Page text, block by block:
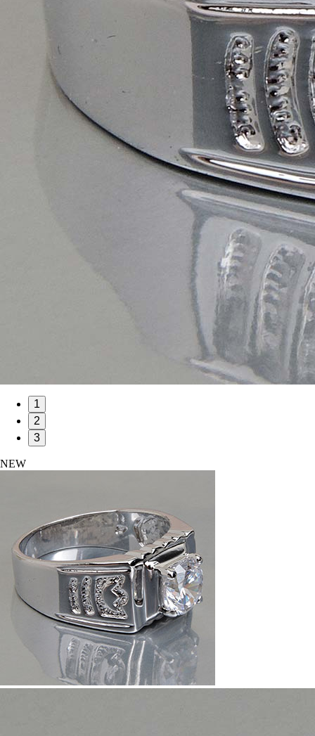
1
2
3
NEW